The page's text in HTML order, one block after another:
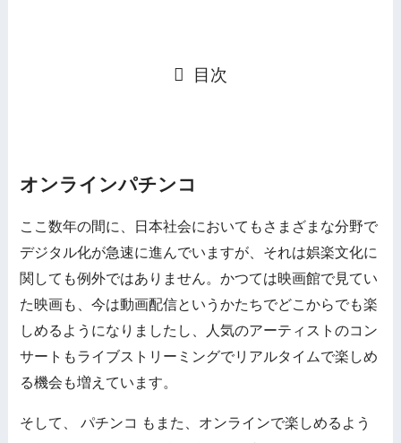
目次
オンラインパチンコ
ここ数年の間に、日本社会においてもさまざまな分野で
デジタル化が急速に進んでいますが、それは娯楽文化に
関しても例外ではありません。かつては映画館で見てい
た映画も、今は動画配信というかたちでどこからでも楽
しめるようになりましたし、人気のアーティストのコン
サートもライブストリーミングでリアルタイムで楽しめ
る機会も増えています。
そして、 パチンコ もまた、オンラインで楽しめるよう